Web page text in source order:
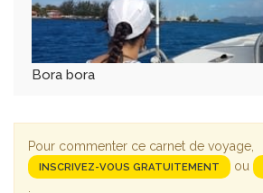
Bora bora
Pour commenter ce carnet de voyage,
INSCRIVEZ-VOUS GRATUITEMENT ou